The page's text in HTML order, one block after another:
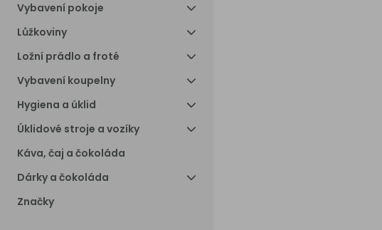
Vybavení pokoje
Lůžkoviny
Ložní prádlo a froté
Vybavení koupelny
Hygiena a úklid
Úklidové stroje a vozíky
Káva, čaj a čokoláda
Dárky a čokoláda
Značky